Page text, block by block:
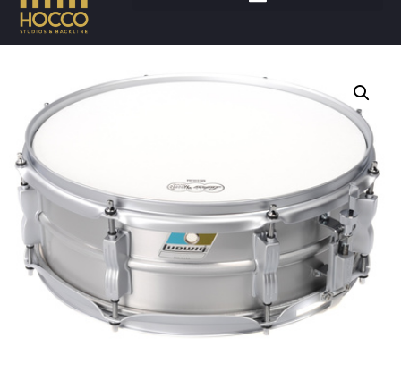
Accueil/Batteries